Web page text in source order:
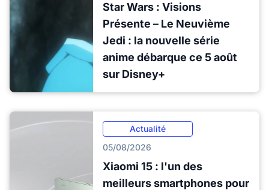
Star Wars : Visions
Présente – Le Neuvième
Jedi : la nouvelle série
anime débarque ce 5 août
sur Disney+
Actualité
05/08/2026
Xiaomi 15 : l'un des
meilleurs smartphones pour